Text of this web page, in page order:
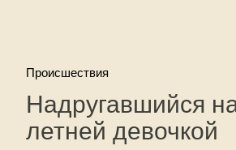
Происшествия
Надругавшийся
летней девочкой